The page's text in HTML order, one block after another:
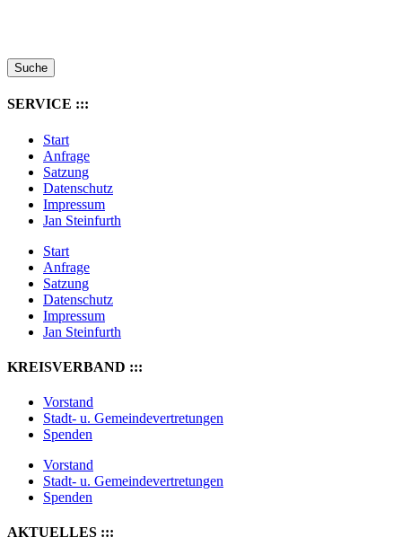
Suche
SERVICE :::
Start
Anfrage
Satzung
Datenschutz
Impressum
Jan Steinfurth
Start
Anfrage
Satzung
Datenschutz
Impressum
Jan Steinfurth
KREISVERBAND :::
Vorstand
Stadt- u. Gemeindevertretungen
Spenden
Vorstand
Stadt- u. Gemeindevertretungen
Spenden
AKTUELLES :::